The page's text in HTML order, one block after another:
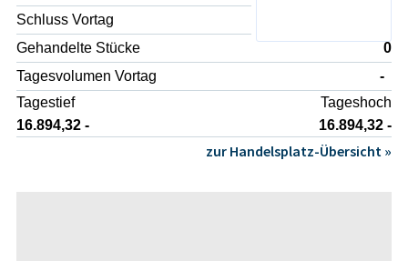
Schluss Vortag
Gehandelte Stücke
0
Tagesvolumen Vortag
-
Tagestief
16.894,32 -
Tageshoch
16.894,32 -
zur Handelsplatz-Übersicht »